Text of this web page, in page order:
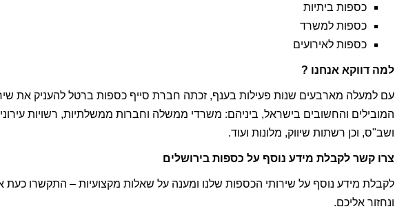
כספות ביתיות
כספות למשרד
כספות לאירועים
למה דווקא אנחנו ?
עם למעלה מארבעים שנות פעילות בענף, זכתה חברת סייף כספות ברטל להעניק את
המובילים והחשובים בישראל, ביניהם: משרדי ממשלה וחברות ממשלתיות, רשויות
ושב"ס, וכן רשתות שיווק, מלונות ועוד.
צרו קשר לקבלת מידע נוסף על כספות בירושלים
לקבלת מידע נוסף על שירותי הכספות שלנו ומענה על שאלות מקצועיות – התקשרו כעת
ונחזור אליכם.